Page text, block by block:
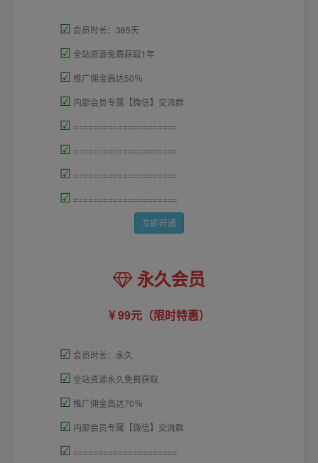
☑ 会员时长：365天
☑ 全站资源免费获取1年
☑ 推广佣金高达50％
☑ 内部会员专属【微信】交流群
☑ =====================
☑ =====================
☑ =====================
☑ =====================
立即开通
永久会员
99元（限时特惠）
☑ 会员时长：永久
☑ 全站资源永久免费获取
☑ 推广佣金高达70％
☑ 内部会员专属【微信】交流群
☑ =====================